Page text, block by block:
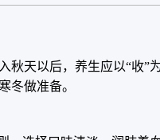
秋天以后，养生应以“收”
冬做准备。